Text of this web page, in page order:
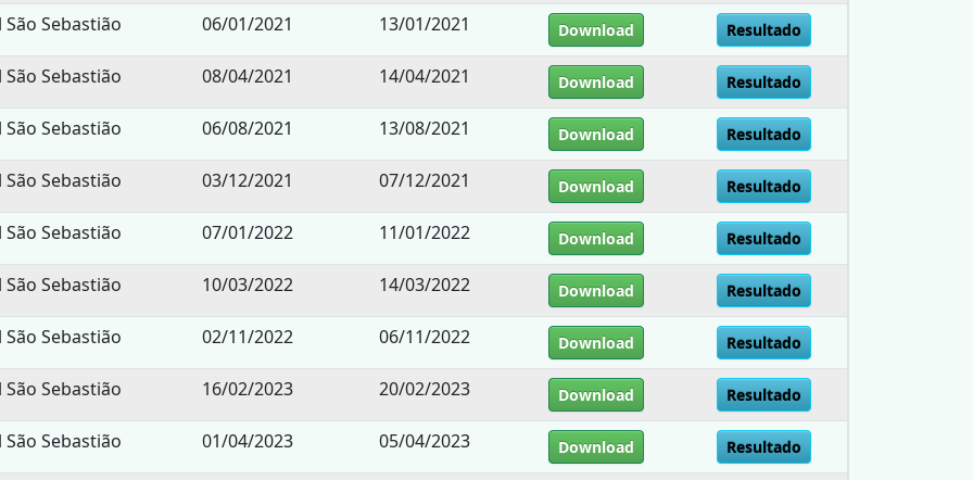
Sebastião 06/01/2021 13/01/2021 Download Resultado
Sebastião 08/04/2021 14/04/2021 Download Resultado
Sebastião 06/08/2021 13/08/2021 Download Resultado
Sebastião 03/12/2021 07/12/2021 Download Resultado
Sebastião 07/01/2022 11/01/2022 Download Resultado
Sebastião 10/03/2022 14/03/2022 Download Resultado
Sebastião 02/11/2022 06/11/2022 Download Resultado
Sebastião 16/02/2023 20/02/2023 Download Resultado
Sebastião 01/04/2023 05/04/2023 Download Resultado